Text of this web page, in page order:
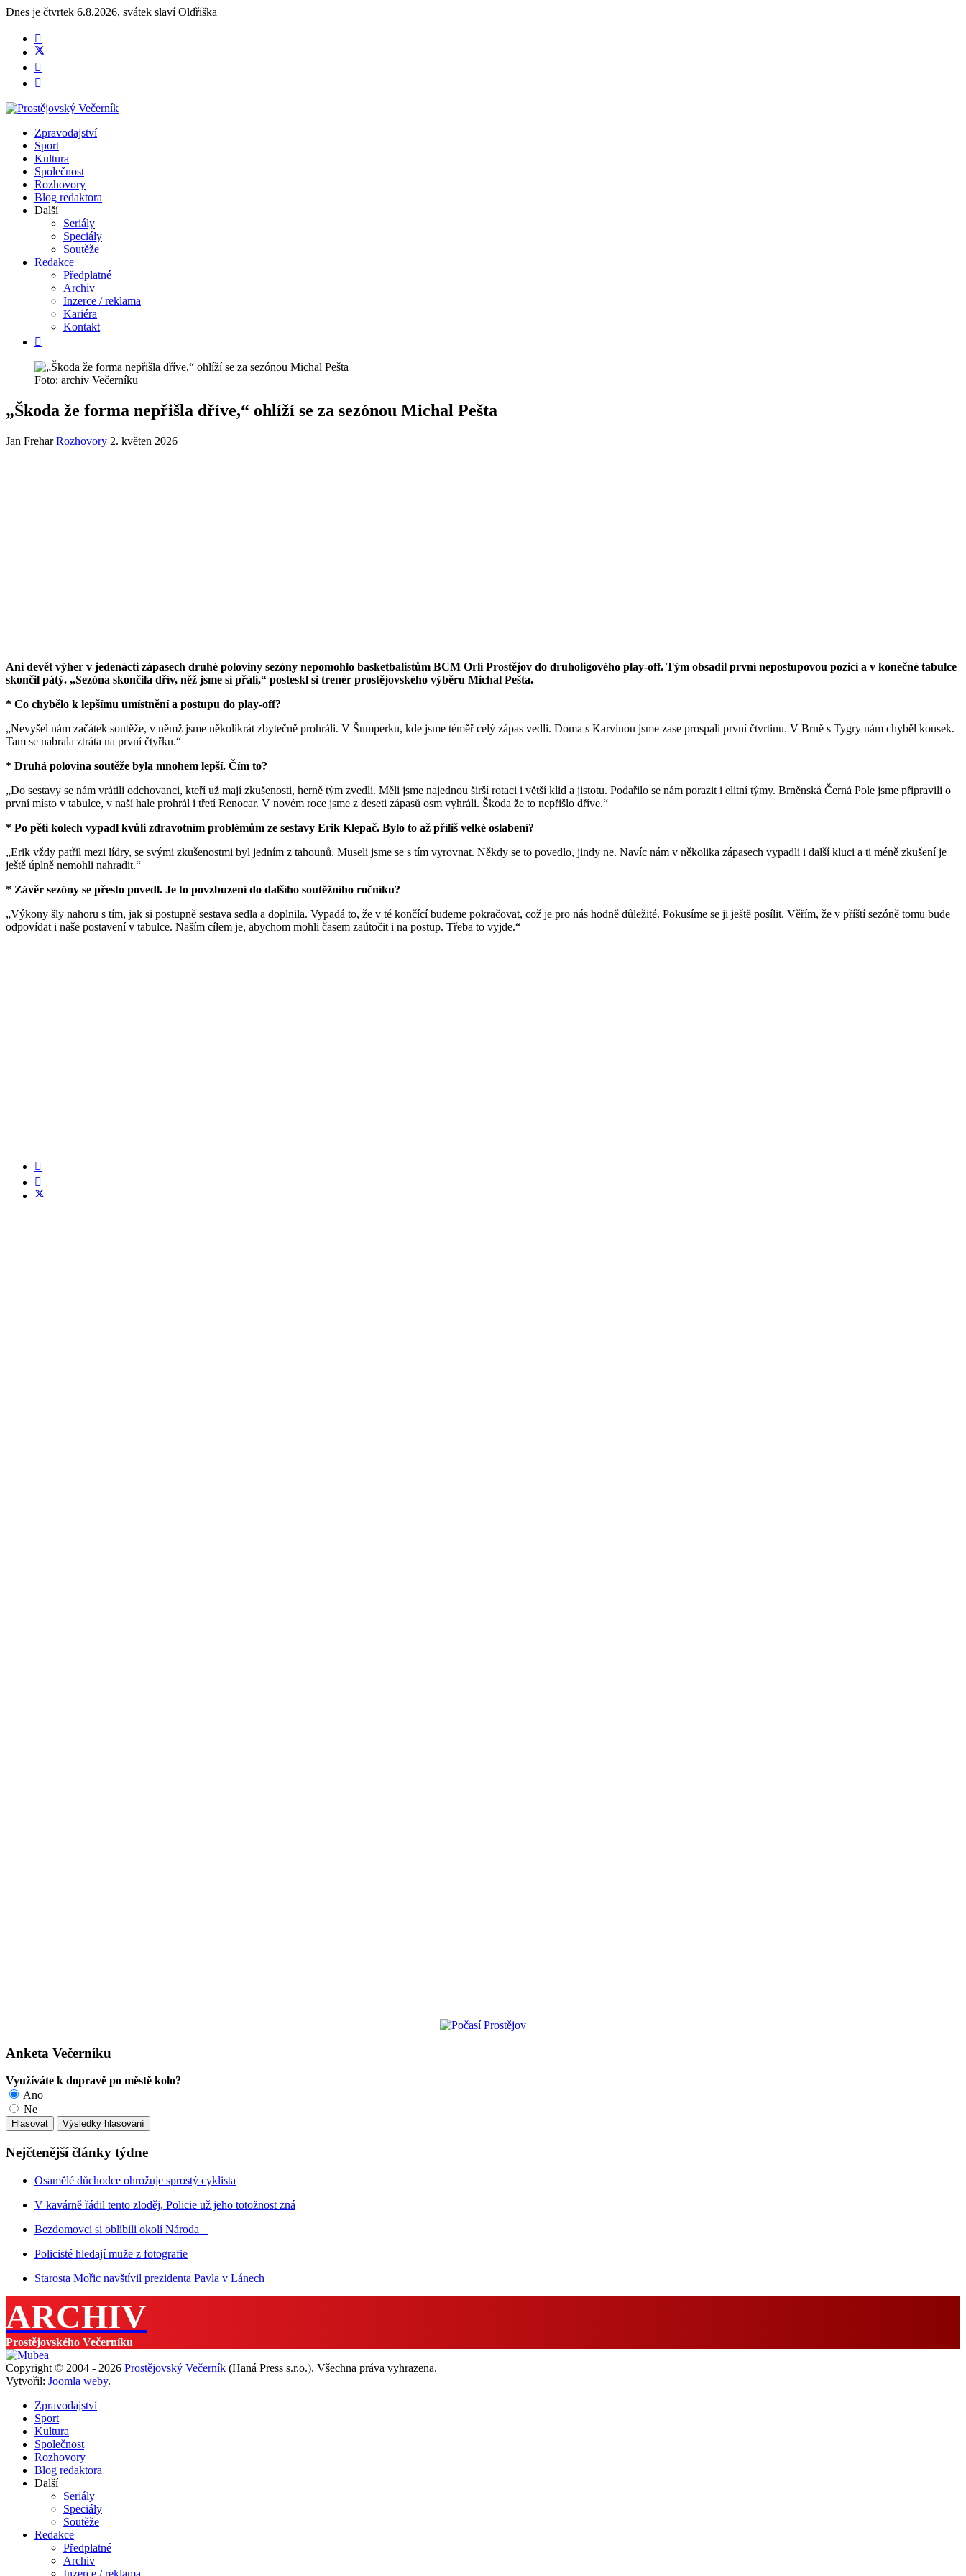
Dnes je čtvrtek 6.8.2026, svátek slavíOldřiška
Zpravodajství
Sport
Kultura
Společnost
Rozhovory
Blog redaktora
Další
Seriály
Speciály
Soutěže
Redakce
Předplatné
Archiv
Inzerce / reklama
Kariéra
Kontakt
Foto: archiv Večerníku
„Škoda že forma nepřišla dříve,“ ohlíží se za sezónou Michal Pešta
Jan Frehar Rozhovory 2. květen 2026
Ani devět výher v jedenácti zápasech druhé poloviny sezóny nepomohlo basketbalistům BCM Orli Prostějov do druholigového play-off. Tým obsadil první nepostupovou pozici a v konečné tabulce
skončil pátý. „Sezóna skončila dřív, něž jsme si přáli,“ posteskl si trenér prostějovského výběru Michal Pešta.
* Co chybělo k lepšímu umístnění a postupu do play-off?
„Nevyšel nám začátek soutěže, v němž jsme několikrát zbytečně prohráli. V Šumperku, kde jsme téměř celý zápas vedli. Doma s Karvinou jsme zase prospali první čtvrtinu. V Brně s Tygry nám chyběl kousek.
Tam se nabrala ztráta na první čtyřku.“
* Druhá polovina soutěže byla mnohem lepší. Čím to?
„Do sestavy se nám vrátili odchovanci, kteří už mají zkušenosti, herně tým zvedli. Měli jsme najednou širší rotaci i větší klid a jistotu. Podařilo se nám porazit i elitní týmy. Brněnská Černá Pole jsme připravili o
první místo v tabulce, v naší hale prohrál i třetí Renocar. V novém roce jsme z deseti zápasů osm vyhráli. Škoda že to nepřišlo dříve.“
* Po pěti kolech vypadl kvůli zdravotním problémům ze sestavy Erik Klepač. Bylo to až příliš velké oslabení?
„Erik vždy patřil mezi lídry, se svými zkušenostmi byl jedním z tahounů. Museli jsme se s tím vyrovnat. Někdy se to povedlo, jindy ne. Navíc nám v několika zápasech vypadli i další kluci a ti méně zkušení je
ještě úplně nemohli nahradit.“
* Závěr sezóny se přesto povedl. Je to povzbuzení do dalšího soutěžního ročníku?
„Výkony šly nahoru s tím, jak si postupně sestava sedla a doplnila. Vypadá to, že v té končící budeme pokračovat, což je pro nás hodně důležité. Pokusíme se ji ještě posílit. Věřím, že v příští sezóně tomu bude
odpovídat i naše postavení v tabulce. Naším cílem je, abychom mohli časem zaútočit i na postup. Třeba to vyjde.“
Anketa Večerníku
Využíváte k dopravě po městě kolo?
Ano
Ne
Nejčtenější články týdne
Osamělé důchodce ohrožuje sprostý cyklista
V kavárně řádil tento zloděj, Policie už jeho totožnost zná
Bezdomovci si oblíbili okolí Národa
Policisté hledají muže z fotografie
Starosta Mořic navštívil prezidenta Pavla v Lánech
ARCHIV
Prostějovského Večerníku
Copyright © 2004 - 2026 Prostějovský Večerník (Haná Press s.r.o.). Všechna práva vyhrazena.
Vytvořil: Joomla weby.
Zpravodajství
Sport
Kultura
Společnost
Rozhovory
Blog redaktora
Další
Seriály
Speciály
Soutěže
Redakce
Předplatné
Archiv
Inzerce / reklama